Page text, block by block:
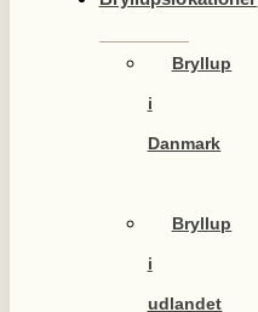
Bryllup
i
Danmark
Bryllup
i
udlandet